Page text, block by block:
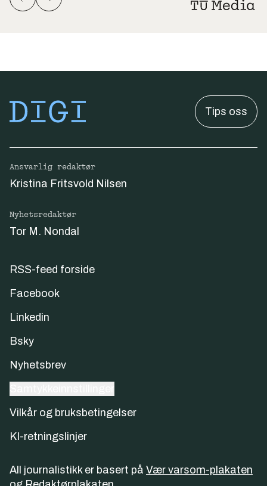
Tips oss
Ansvarlig redaktør
Kristina Fritsvold Nilsen
Nyhetsredaktør
Tor M. Nondal
RSS-feed forside
Facebook
Linkedin
Bsky
Nyhetsbrev
Vilkår og bruksbetingelser
KI-retningslinjer
All journalistikk er basert på Vær varsom-plakaten